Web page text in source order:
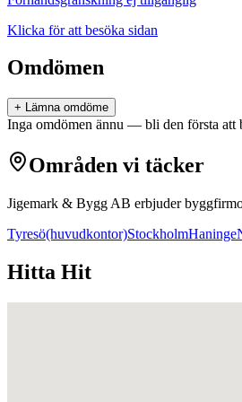
Klicka för att besöka sidan
Omdömen
+ Lämna omdöme
Inga omdömen ännu — bli den första att
Områden vi täcker
Jigemark & Bygg AB erbjuder
Tyresö(huvudkontor)StockholmHaninge
Hitta Hit